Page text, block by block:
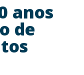
anos
de